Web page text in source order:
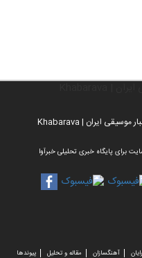
پایگاه خبری تحلیلی خبر آوا | اخبار موسیقی ایران | Khabarava
برای پایگاه خبری تحلیلی خبرآوا
آهنگسازان مقاله و تحلیل پیوندها